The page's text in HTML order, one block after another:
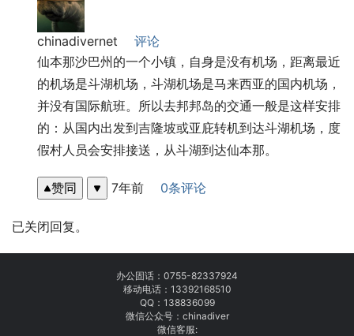
chinadivernet
评论
仙本那沙巴州的一个小镇，自身是没有机场，距离最近
的机场是斗湖机场，斗湖机场是马来西亚的国内机场，
并没有国际航班。所以去邦邦岛的交通一般是这样安排
的：从国内出发到吉隆坡或亚庇转机到达斗湖机场，度
假村人员会安排接送，从斗湖到达仙本那。
赞同 7年前 0条评论
已关闭回复。
办公固话： 0755-82337924
移动电话： 13392168510
QQ：138836099
微信公众号：chinadiver
微信客服: